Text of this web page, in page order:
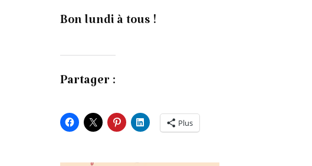
Bon lundi à tous !
Partager :
Plus